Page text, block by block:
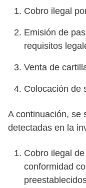
Cobro ilegal
Emisión de
requisitos
Venta de
Colocación de
A continuación, se
detectadas en la
Cobro ilegal
conformidad